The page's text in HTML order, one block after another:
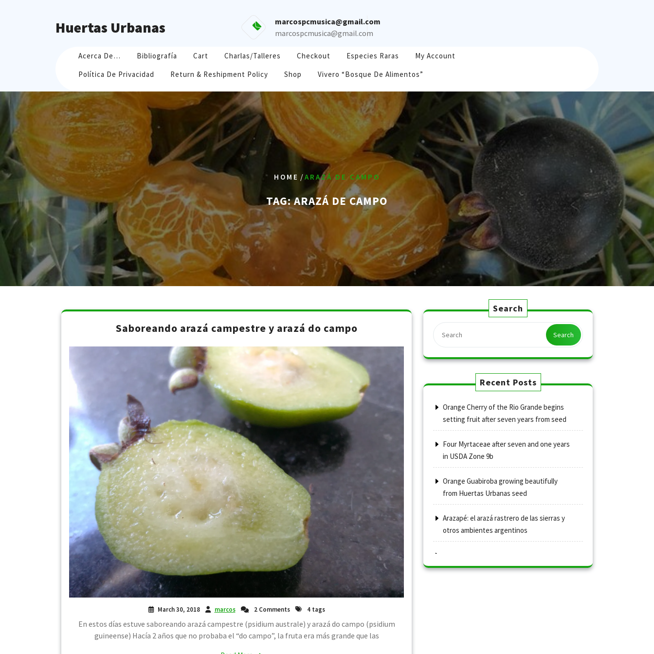
Huertas Urbanas
marcospcmusica@gmail.com
marcospcmusica@gmail.com
Acerca De… Bibliografía Cart Charlas/Talleres Checkout Especies Raras
My Account
Política De Privacidad
Return & Reshipment Policy Shop Vivero “Bosque De Alimentos”
HOME /ARAZÁ DE CAMPO
TAG:ARAZÁ DE CAMPO
Saboreando arazá campestre y arazá do campo
March 30, 2018 marcos 2 Comments 4 tags
En estos días estuve saboreando arazá campestre (psidium australe) y arazá do campo (psidium
guineense) Hacía 2 años que no probaba el “do campo”, la fruta era más grande que las
Search
Search
Recent Posts
Orange Cherry of the Rio Grande begins
setting fruit after seven years from seed
Four Myrtaceae after seven and one years
in USDA Zone 9b
Orange Guabiroba growing beautifully
from Huertas Urbanas seed
Arazapé: el arazá rastrero de las sierras y
otros ambientes argentinos